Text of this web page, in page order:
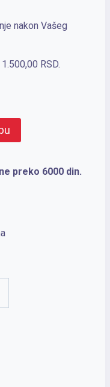
nakon Vašeg
RSD.
preko 6000 din.